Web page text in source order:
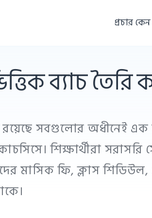
প্রচার
ব্যাচ তৈরি
সবগুলোর অধীনেই এক
শিক্ষার্থীরা সরাসরি
মাসিক ফি, ক্লাস